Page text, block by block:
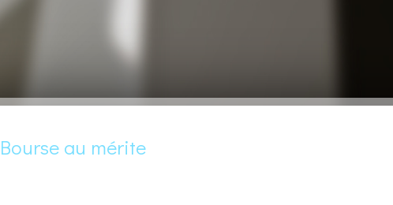
Bourse au mérite